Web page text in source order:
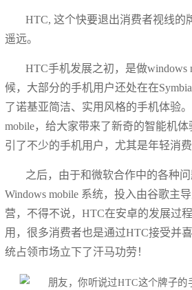
HTC, 这个快要退出消费者视线的
遥远。
HTC手机发展之初，是做windows
候，大部分的手机用户还处在在
了诺基亚简洁、实用风格的手机体验
mobile，给大家带来了新奇的智能机
引了不少的手机用户，尤其是年轻消费
之后，由于和微软合作中的各种
Windows mobile 系统，投入由谷歌主
营，不得不说，HTC在安卓的发展过
用，很多消费者也是通过HTC接受并
统占领市场立下了汗马功劳！